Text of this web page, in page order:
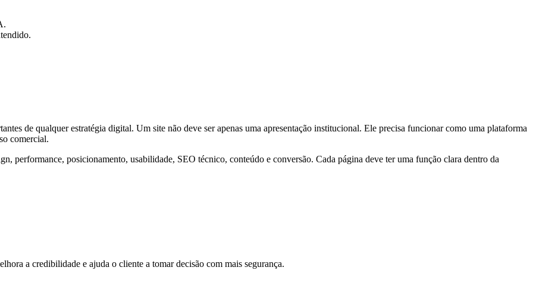
de qualquer estratégia digital. Um site não deve ser apenas uma apresentação institucional. Ele precisa funcionar como uma plataforma
comercial.
performance, posicionamento, usabilidade, SEO técnico, conteúdo e conversão. Cada página deve ter uma função clara dentro da
a credibilidade e ajuda o cliente a tomar decisão com mais segurança.